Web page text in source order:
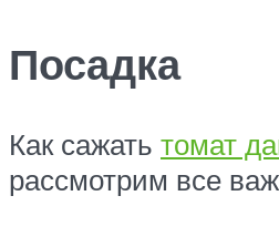
Посадка
Как сажать томат
рассмотрим все